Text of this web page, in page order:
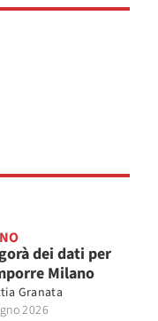
dei dati per
Milano
Granata
2026